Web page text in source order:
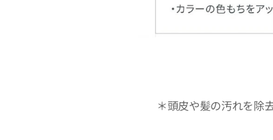
＊頭皮や髪の汚れを除